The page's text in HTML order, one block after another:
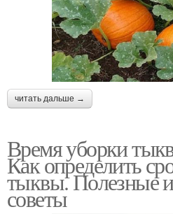
читать дальше →
Время уборки
Как определить
тыквы. Полезные
советы